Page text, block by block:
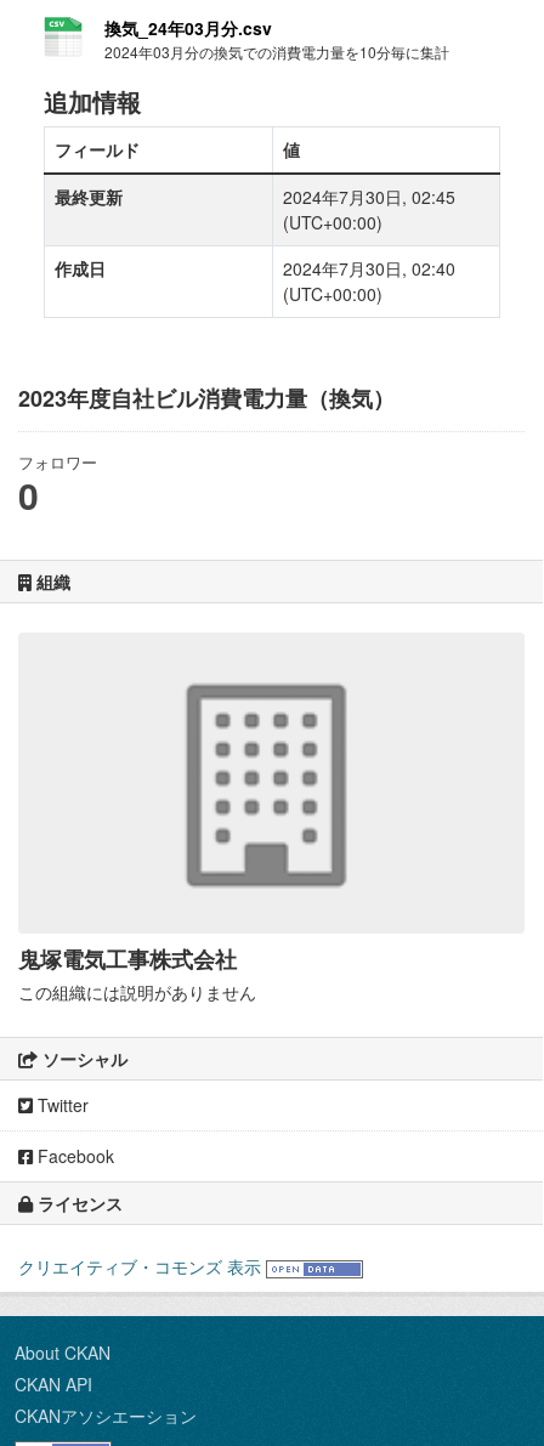
2023年度自社ビル消費電力量（換気）
フォロワー
0
組織
鬼塚電気工事株式会社
この組織には説明がありません
ソーシャル
Twitter
Facebook
ライセンス
クリエイティブ・コモンズ 表示
換気_24年03月分.csv
2024年03月分の換気での消費電力量を10分毎に集計
追加情報
フィールド
値
最終更新
2024年7月30日, 02:45
(UTC+00:00)
作成日
2024年7月30日, 02:40
(UTC+00:00)
About CKAN
CKAN API
CKANアソシエーション